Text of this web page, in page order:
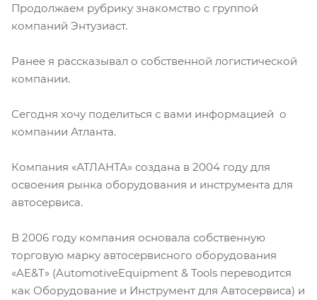
Продолжаем рубрику знакомство с группой
компаний Энтузиаст.
Ранее я рассказывал о собственной логистической
компании.
Сегодня хочу поделиться с вами информацией о
компании Атланта.
Компания «АТЛАНТА» создана в 2004 году для
освоения рынка оборудования и инструмента для
автосервиса.
В 2006 году компания основала собственную
торговую марку автосервисного оборудования
«AE&T» (AutomotiveEquipment & Tools переводится
как Оборудование и Инструмент для Автосервиса) и